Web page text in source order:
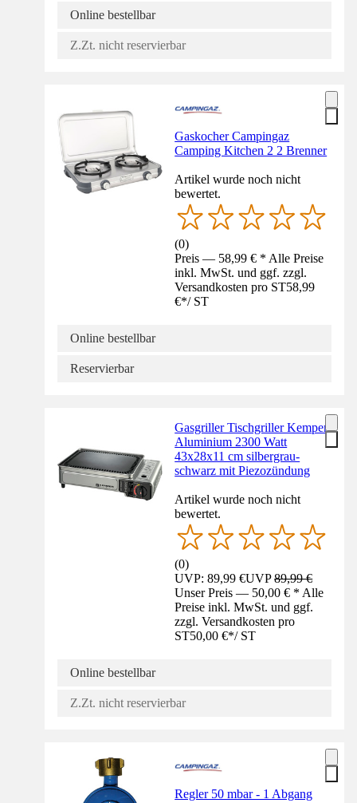
Online bestellbar
Z.Zt. nicht reservierbar
Gaskocher Campingaz
Camping Kitchen 2 2 Brenner
Artikel wurde noch nicht
bewertet.
(0)
Preis — 58,99 € * Alle Preise
inkl. MwSt. und ggf. zzgl.
Versandkosten pro ST58,99
€*/ ST
Online bestellbar
Reservierbar
Gasgriller Tischgriller Kemper
Aluminium 2300 Watt
43x28x11 cm silbergrau-
schwarz mit Piezozündung
Artikel wurde noch nicht
bewertet.
(0)
UVP: 89,99 €UVP89,99 €
Unser Preis — 50,00 € * Alle
Preise inkl. MwSt. und ggf.
zzgl. Versandkosten pro
ST50,00 €*/ ST
Online bestellbar
Z.Zt. nicht reservierbar
Regler 50 mbar - 1 Abgang